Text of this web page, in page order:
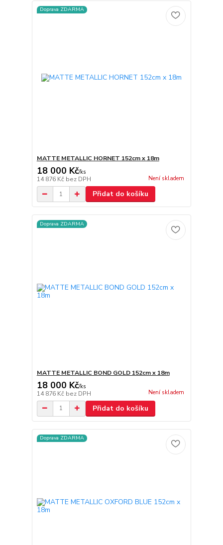
Doprava ZDARMA
MATTE METALLIC HORNET 152cm x 18m
18 000 Kč/ks
14 876 Kč bez DPH Není skladem
Přidat do košíku
Doprava ZDARMA
MATTE METALLIC BOND GOLD 152cm x 18m
18 000 Kč/ks
14 876 Kč bez DPH Není skladem
Přidat do košíku
Doprava ZDARMA